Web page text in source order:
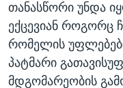
თანასწორი უნდა
ექცევიან როგორც
რომელის
პატმარი
მდგომარეობის